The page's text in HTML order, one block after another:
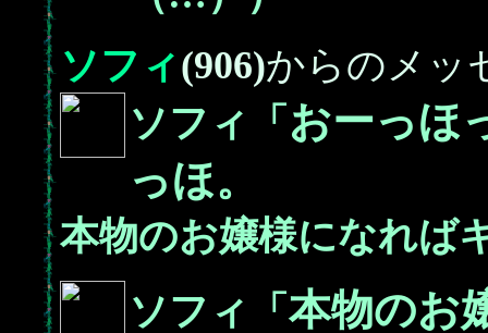
ソフィ(906)からのメッ
ソフィ「 おーっほ
っほ。
本物のお嬢様になれば
ソフィ「本物のお